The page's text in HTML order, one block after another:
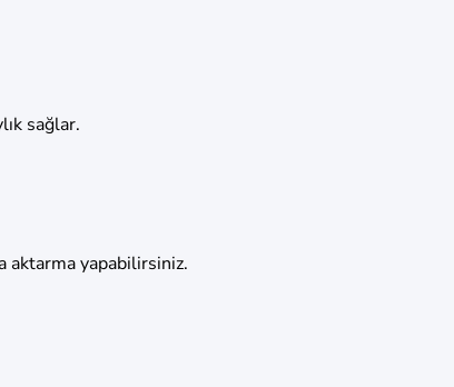
sağlar.
aktarma yapabilirsiniz.